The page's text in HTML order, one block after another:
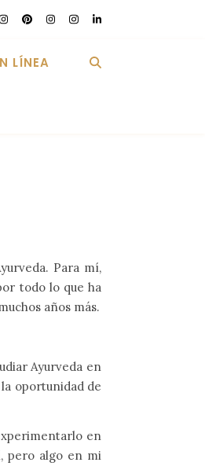
LÍNEA
Para mí,
todo lo que ha
años más.
Ayurveda en
oportunidad de
en
pero algo en mi